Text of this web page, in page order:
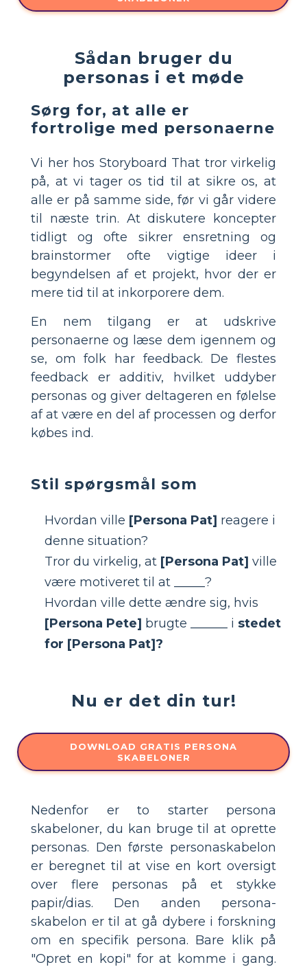
Sådan bruger du
personas i et møde
Sørg for, at alle er
fortrolige med personaerne
Vi her hos Storyboard That tror virkelig
på, at vi tager os tid til at sikre os, at
alle er på samme side, før vi går videre
til næste trin. At diskutere koncepter
tidligt og ofte sikrer ensretning og
brainstormer ofte vigtige ideer i
begyndelsen af et projekt, hvor der er
mere tid til at inkorporere dem.
En nem tilgang er at udskrive
personaerne og læse dem igennem og
se, om folk har feedback. De flestes
feedback er additiv, hvilket uddyber
personas og giver deltageren en følelse
af at være en del af processen og derfor
købes ind.
Stil spørgsmål som
Hvordan ville [Persona Pat] reagere i
denne situation?
Tror du virkelig, at [Persona Pat] ville
være motiveret til at _____?
Hvordan ville dette ændre sig, hvis
[Persona Pete] brugte ______ i stedet
for [Persona Pat]?
Nu er det din tur!
DOWNLOAD GRATIS PERSONA
SKABELONER
Nedenfor er to starter persona
skabeloner, du kan bruge til at oprette
personas. Den første personaskabelon
er beregnet til at vise en kort oversigt
over flere personas på et stykke
papir/dias. Den anden persona-
skabelon er til at gå dybere i forskning
om en specifik persona. Bare klik på
"Opret en kopi" for at komme i gang.